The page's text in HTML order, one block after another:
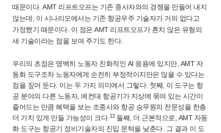
때문이다. AMT 리프트오프는 기존 종사자와의 경쟁을 만들어 내지
않는데, 이 시나리오에서는 기존 항공우주 기술자가 거의 없다고
가정했기 때문이다. 이 점은 AMT 리프트오프가 흔치 않은 유형의
새 기술이라는 점을 보여 주기도 한다.
우리의 초점은 명백히 노동자 친화적인 AI 응용에 있지만, AMT 자
동화 도구조차 노동자에게 순전히 부정적이지만은 않을 수 있다는
점을 짚어 둔다. 이는 두 가지 의미에서 그렇다. 첫째, 이 도구는 항
공 분야의 다른 노동자, 예컨대 항공기가 지상에 묶여 있는 시간이
줄어드는 만큼 혜택을 보는 조종사와 항공 승무원의 전문성을 한층
더 가치 있게 만들 가능성이 크다. 13둘째, 더 근본적으로, AMT 자동
화 도구는 항공기 정비기술자의 진입 문턱을 낮춘다. 그 결과 이 도